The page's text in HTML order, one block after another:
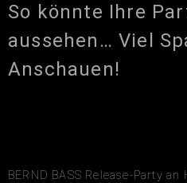
So könnte Ihre
aussehen… Viel
Anschauen!
BERND BASS Release-Party